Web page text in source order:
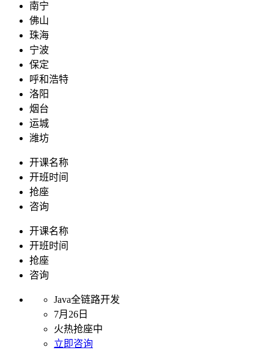
南宁
佛山
珠海
宁波
保定
呼和浩特
洛阳
烟台
运城
潍坊
开课名称
开班时间
抢座
咨询
开课名称
开班时间
抢座
咨询
Java全链路开发
7月26日
火热抢座中
立即咨询